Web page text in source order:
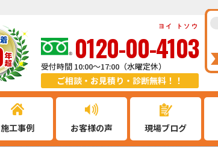
0120-00-4103
ヨイ トソウ
受付時間 10:00～17:00（水曜定休）
ご相談・お見積り・診断無料！！
施工事例 お客様の声 現場ブログ